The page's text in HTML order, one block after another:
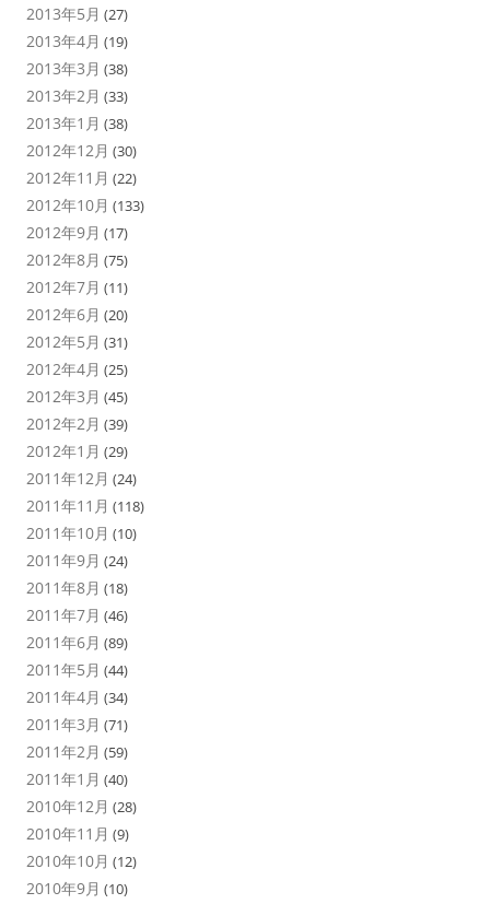
2013年5月 (27)
2013年4月 (19)
2013年3月 (38)
2013年2月 (33)
2013年1月 (38)
2012年12月 (30)
2012年11月 (22)
2012年10月 (133)
2012年9月 (17)
2012年8月 (75)
2012年7月 (11)
2012年6月 (20)
2012年5月 (31)
2012年4月 (25)
2012年3月 (45)
2012年2月 (39)
2012年1月 (29)
2011年12月 (24)
2011年11月 (118)
2011年10月 (10)
2011年9月 (24)
2011年8月 (18)
2011年7月 (46)
2011年6月 (89)
2011年5月 (44)
2011年4月 (34)
2011年3月 (71)
2011年2月 (59)
2011年1月 (40)
2010年12月 (28)
2010年11月 (9)
2010年10月 (12)
2010年9月 (10)